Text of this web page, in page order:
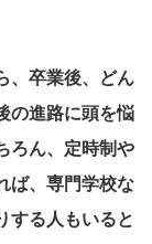
、卒業後、どん
の進路に頭を悩
ろん、定時制や
ば、専門学校な
する人もいると